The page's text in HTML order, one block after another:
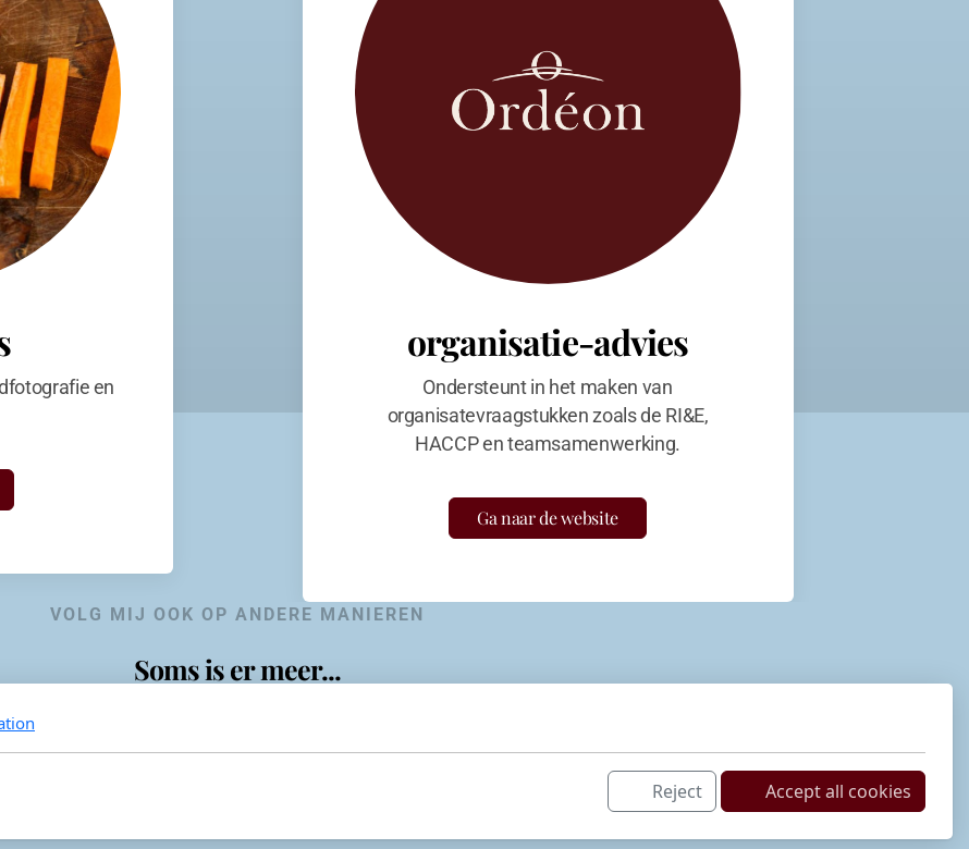
en
organisatie-advies
Ondersteunt in het maken van
organisatevraagstukken zoals de RI&E,
HACCP en teamsamenwerking.
Ga naar de website
VOLG MIJ OOK OP ANDERE MANIEREN
Soms is er meer...
Reject Accept all cookies